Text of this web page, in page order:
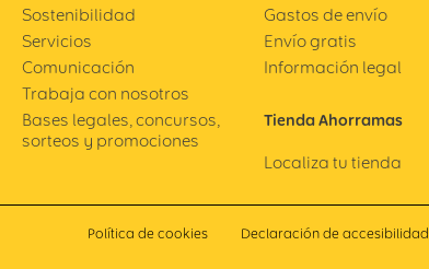
Sostenibilidad
Servicios
Comunicación
Trabaja con nosotros
Bases legales, concursos,
sorteos y promociones
Gastos de envío
Envío gratis
Información legal
Tienda Ahorramas
Localiza tu tienda
Política de cookies Declaración de accesibilidad